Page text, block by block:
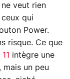
veut rien
qui
Power.
risque. Ce que
intègre une
un peu